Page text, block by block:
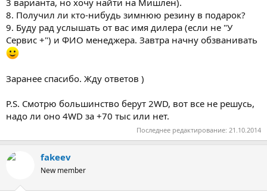
8. Получил ли кто-нибудь зимнюю резину в подарок?
9. Буду рад услышать от вас имя дилера (если не "У
Сервис +") и ФИО менеджера. Завтра начну обзванивать
Заранее спасибо. Жду ответов )
P.S. Смотрю большинство берут 2WD, вот все не решусь,
надо ли оно 4WD за +70 тыс или нет.
Последнее редактирование: 21.10.2014
fakeev
New member